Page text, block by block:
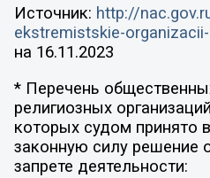
Источник: http://
ekstremistskie-
на 16.11.2023
* Перечень
религиозных
которых судом принято
законную силу решение
запрете деятельности: